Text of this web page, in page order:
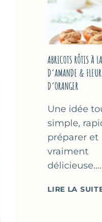
ABRICOTS RÔTIS À
D’AMANDE & FLEUR
D’ORANGER
Une idée
simple,
préparer et
vraiment
délicieuse….
LIRE LA